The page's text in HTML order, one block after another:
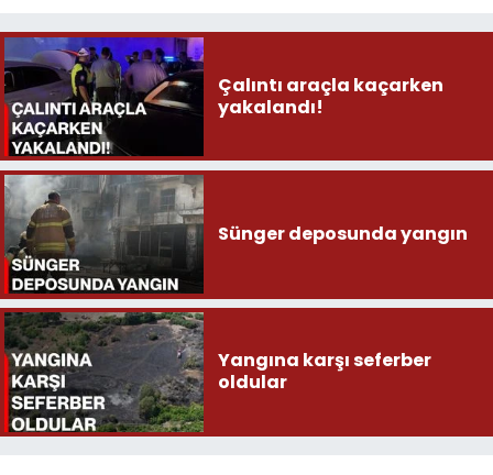
Çalıntı araçla kaçarken
yakalandı!
Sünger deposunda yangın
Yangına karşı seferber
oldular